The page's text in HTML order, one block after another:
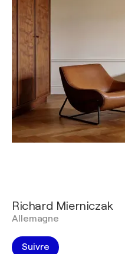
Richard Mierniczak
Allemagne
Suivre